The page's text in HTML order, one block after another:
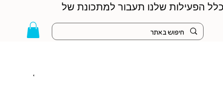
- כלל הפעילות שלנו תעבור למתכונת של